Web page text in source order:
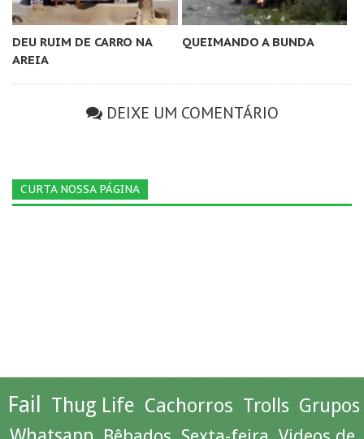
DEU RUIM DE CARRO NA
AREIA
QUEIMANDO A BUNDA
DEIXE UM COMENTÁRIO
CURTA NOSSA PÁGINA
Fail Thug Life Cachorros Trolls Grupos